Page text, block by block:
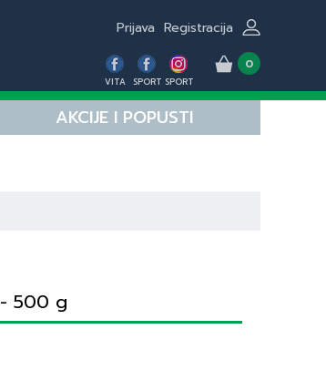
Registracija
Prijava
VITA SPORT SPORT
0
AKCIJE I POPUSTI
- 500 g